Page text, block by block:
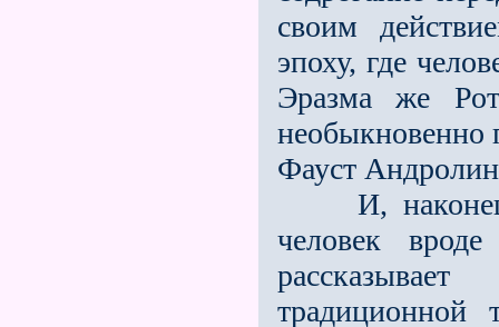
своим
эпоху, где
Эразма же
необыкновенно
Фауст
И, наконец,
человек
традиционной